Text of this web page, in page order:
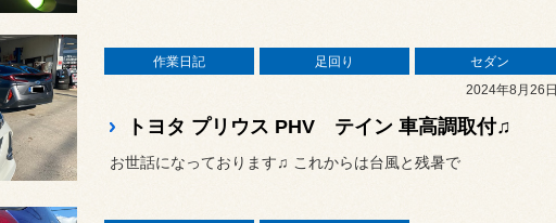
作業日記 足回り
セダン
2024年8月26日
トヨタ プリウス PHV テイン 車高調取付♫
お世話になっております♫ これからは台風と残暑で